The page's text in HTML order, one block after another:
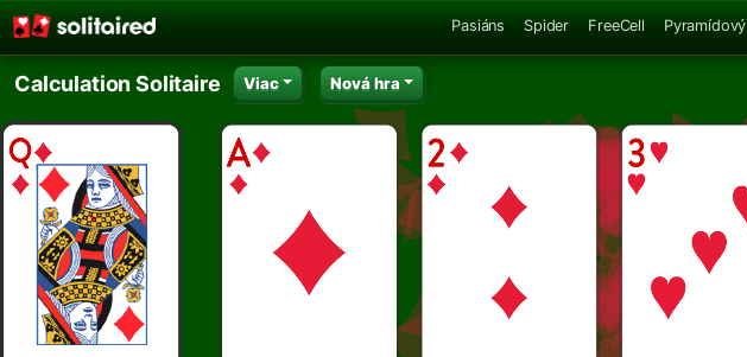
Pasiáns Spider FreeCell Pyramídový
Calculation Solitaire Viac Nová hra